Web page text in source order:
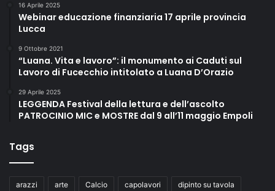
16 Aprile 2025
Webinar educazione finanziaria 17 aprile provincia
Lucca
9 Ottobre 2021
“Luana. Vita e lavoro”: il monumento ai Caduti sul
Lavoro di Fucecchio intitolato a Luana D’Orazio
29 Aprile 2025
LEGGENDA Festival della lettura e dell’ascolto
PATROCINIO MIC e MOSTRE dal 9 all’11 maggio Empoli
Tags
arazzi arte Calcio capolavori dipinto su tavola